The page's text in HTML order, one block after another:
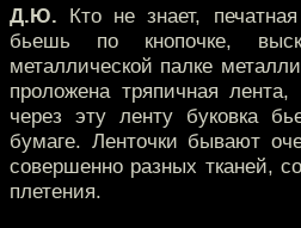
Д.Ю. Кто не знает,
бьешь по кнопочке,
металлической палке
проложена тряпичная
через эту ленту буковка
бумаге. Ленточки бывают
совершенно разных тканей,
плетения.